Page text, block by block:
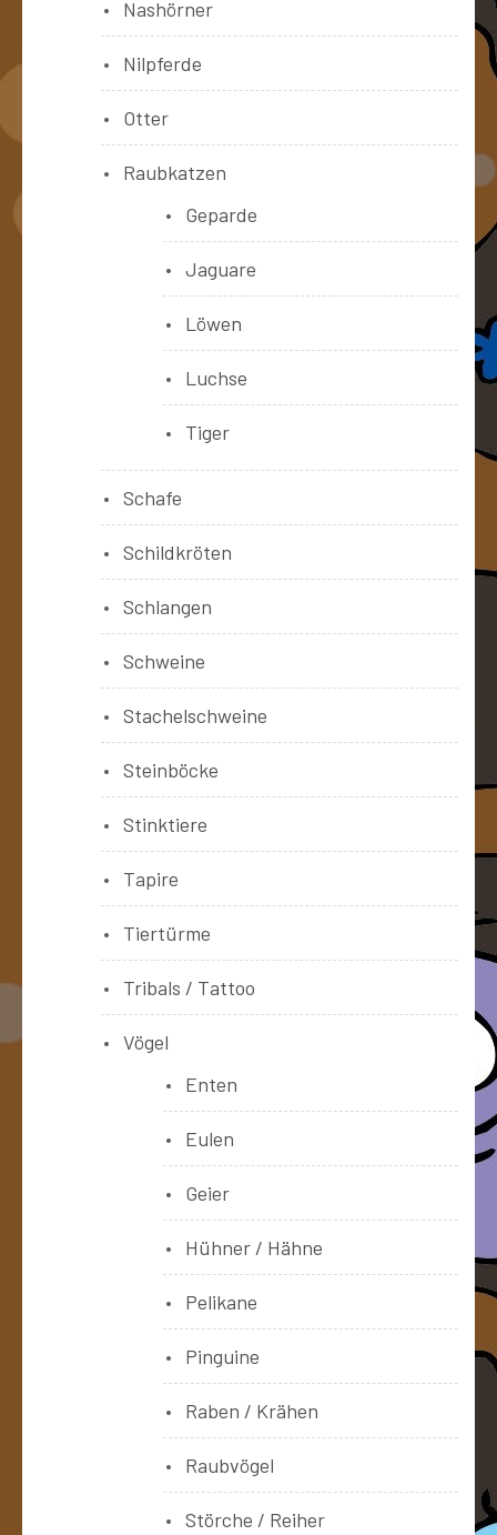
Nashörner
Nilpferde
Otter
Raubkatzen
Geparde
Jaguare
Löwen
Luchse
Tiger
Schafe
Schildkröten
Schlangen
Schweine
Stachelschweine
Steinböcke
Stinktiere
Tapire
Tiertürme
Tribals / Tattoo
Vögel
Enten
Eulen
Geier
Hühner / Hähne
Pelikane
Pinguine
Raben / Krähen
Raubvögel
Störche / Reiher